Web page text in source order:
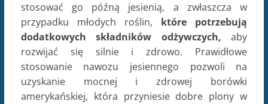
stosować go późną jesienią, a zwłaszcza w
przypadku młodych roślin, które potrzebują
dodatkowych składników odżywczych, aby
rozwijać się silnie i zdrowo. Prawidłowe
stosowanie nawozu jesiennego pozwoli na
uzyskanie mocnej i zdrowej borówki
amerykańskiej, która przyniesie dobre plony w